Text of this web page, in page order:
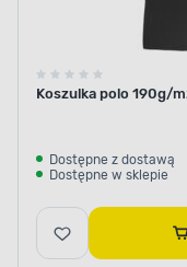
Koszulka polo 190g/
Dostępne z dostawą
Dostępne w sklepie